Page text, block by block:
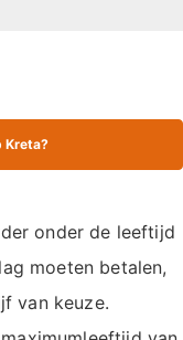
Kreta?
onder de leeftijd
moeten betalen,
van keuze.